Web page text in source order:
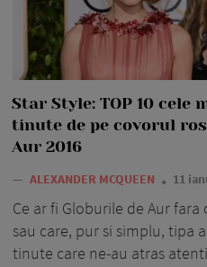
Star Style: TOP 10 cele
tinute de pe covorul
Aur 2016
— ALEXANDER MCQUEEN 11
Ce ar fi Globurile de Aur
sau care, pur si simplu, tipa
tinute care ne-au atras